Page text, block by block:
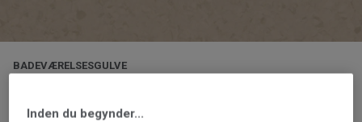
BADEVÆRELSESGULVE
Inden du begynder...